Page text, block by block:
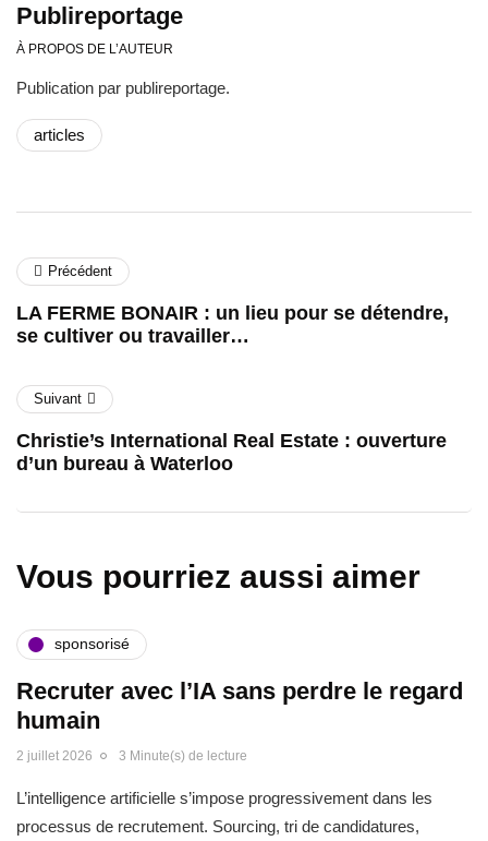
Publireportage
À PROPOS DE L’AUTEUR
Publication par publireportage.
articles
Précédent
LA FERME BONAIR : un lieu pour se détendre,
se cultiver ou travailler…
Suivant
Christie’s International Real Estate : ouverture
d’un bureau à Waterloo
Vous pourriez aussi aimer
sponsorisé
Recruter avec l’IA sans perdre le regard
humain
2 juillet 2026 3 Minute(s) de lecture
L’intelligence artificielle s’impose progressivement dans les
processus de recrutement. Sourcing, tri de candidatures,